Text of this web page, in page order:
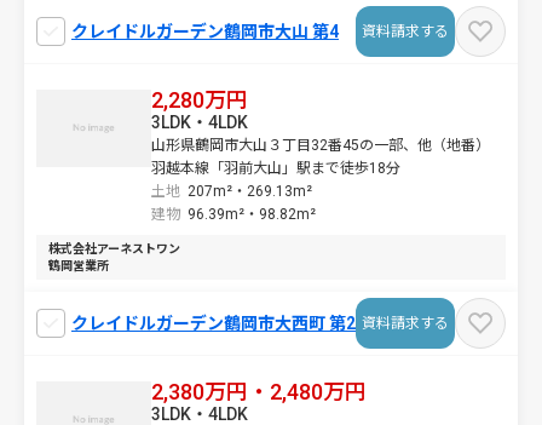
クレイドルガーデン鶴岡市大山 第4 資料請求する
2,280万円
山形県鶴岡市大山３丁目32番45の一部、他（地番）
羽越本線「羽前大山」駅まで徒歩18分
土地 207m²・ 269.13m²
3LDK・4LDK
建物 96.39m²・ 98.82m²
株式会社アーネストワン
鶴岡営業所
クレイドルガーデン鶴岡市大西町 第2 資料請求する
2,380万円・2,480万円
3LDK・4LDK